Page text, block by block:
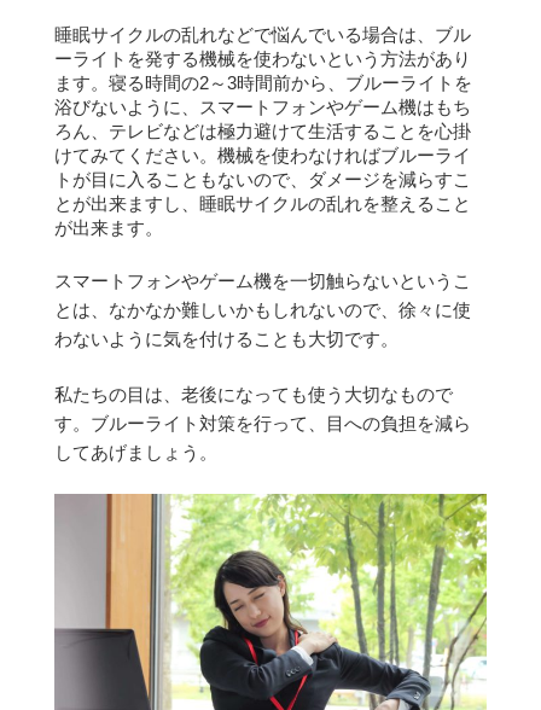
睡眠サイクルの乱れなどで悩んでいる場合は、ブル
ーライトを発する機械を使わないという方法があり
ます。 寝る時間の2～3時間前から、ブルーライトを
浴びないように、スマートフォンやゲーム機はもち
ろん、テレビなどは極力避けて生活することを心掛
けてみてください。 機械を使わなければブルーライ
トが目に入ることもないので、ダメージを減らすこ
とが出来ますし、睡眠サイクルの乱れを整えること
が出来ます。
スマートフォンやゲーム機を一切触らないというこ
とは、なかなか難しいかもしれないので、徐々に使
わないように気を付けることも大切です。
私たちの目は、老後になっても使う大切なもので
す。 ブルーライト対策を行って、目への負担を減ら
してあげましょう。